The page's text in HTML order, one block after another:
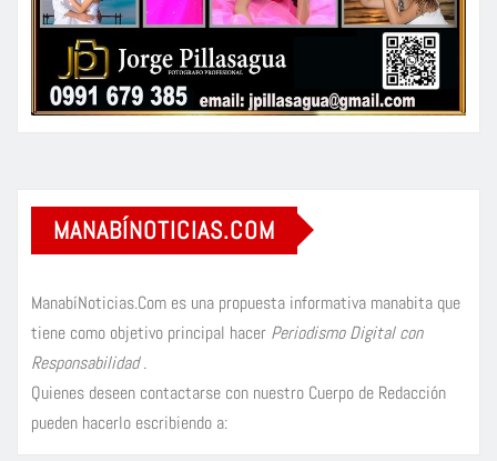
MANABÍNOTICIAS.COM
ManabíNoticias.Com es una propuesta informativa manabita que
tiene como objetivo principal hacer Periodismo Digital con
Responsabilidad.
Quienes deseen contactarse con nuestro Cuerpo de Redacción
pueden hacerlo escribiendo a: